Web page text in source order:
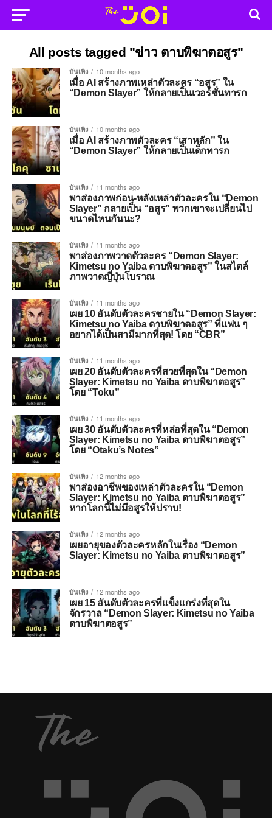
All posts tagged "ข่าว ดาบพิฆาตอสูร"
บันเทิง 10 months ago
เมื่อ AI สร้างภาพเหล่าตัวละคร “อสูร” ใน
“Demon Slayer” ให้กลายเป็นเวอร์ชั่นทารก
บันเทิง 10 months ago
เมื่อ AI สร้างภาพตัวละคร “เสาหลัก” ใน
“Demon Slayer” ให้กลายเป็นเด็กทารก
บันเทิง 11 months ago
พาส่องภาพก่อน-หลังเหล่าตัวละครใน “Demon
Slayer” กลายเป็น “อสูร” พวกเขาจะเปลี่ยนไป
ขนาดไหนกันนะ?
บันเทิง 11 months ago
พาส่องภาพวาดตัวละคร “Demon Slayer:
Kimetsu no Yaiba ดาบพิฆาตอสูร” ในสไตล์
ภาพวาดญี่ปุ่นโบราณ
บันเทิง 11 months ago
เผย 10 อันดับตัวละครชายใน “Demon Slayer:
Kimetsu no Yaiba ดาบพิฆาตอสูร” ที่แฟน ๆ
อยากได้เป็นสามีมากที่สุด! โดย “CBR”
บันเทิง 11 months ago
เผย 20 อันดับตัวละครที่สวยที่สุดใน “Demon
Slayer: Kimetsu no Yaiba ดาบพิฆาตอสูร”
โดย “Toku”
บันเทิง 11 months ago
เผย 30 อันดับตัวละครที่หล่อที่สุดใน “Demon
Slayer: Kimetsu no Yaiba ดาบพิฆาตอสูร”
โดย “Otaku’s Notes”
บันเทิง 12 months ago
พาส่องอาชีพของเหล่าตัวละครใน “Demon
Slayer: Kimetsu no Yaiba ดาบพิฆาตอสูร”
หากโลกนี้ไม่มีอสูรให้ปราบ!
บันเทิง 12 months ago
เผยอายุของตัวละครหลักในเรื่อง “Demon
Slayer: Kimetsu no Yaiba ดาบพิฆาตอสูร”
บันเทิง 12 months ago
เผย 15 อันดับตัวละครที่แข็งแกร่งที่สุดใน
จักรวาล “Demon Slayer: Kimetsu no Yaiba
ดาบพิฆาตอสูร”